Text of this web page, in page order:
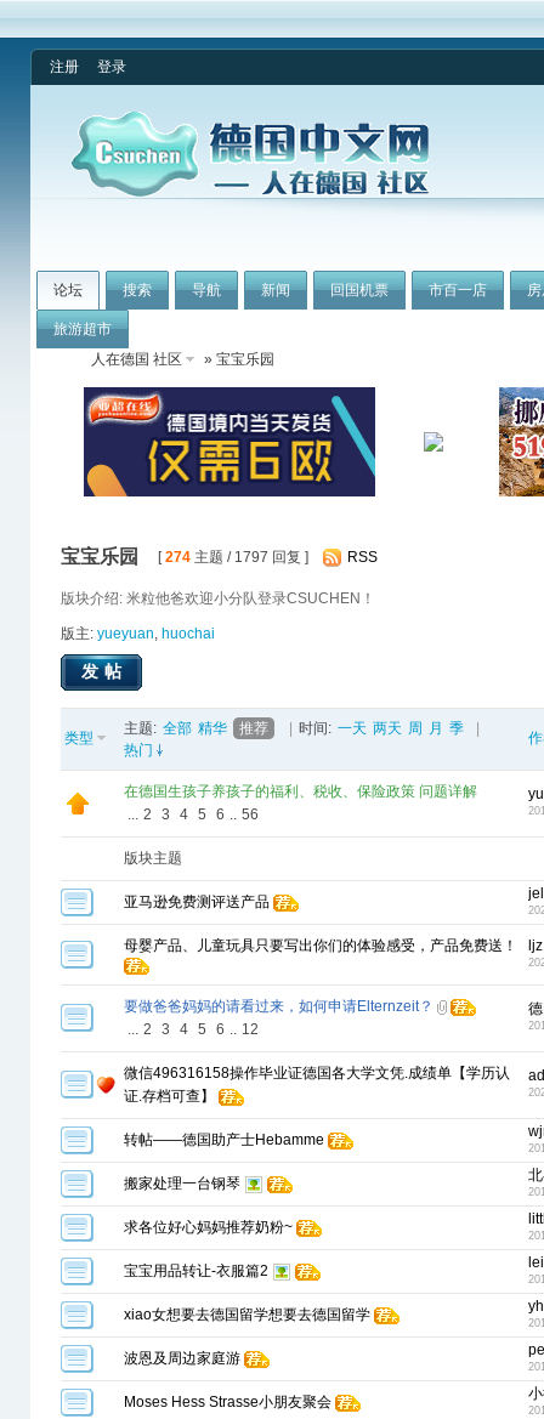
注册 登录
论坛 搜索 导航 新闻 回国机票 市百一店
旅游超市
人在德国 社区
» 宝宝乐园
宝宝乐园 [274 主题 / 1797 回复 ] RSS
版块介绍: 米粒他爸欢迎小分队登录CSUCHEN！
版主: yueyuan, huochai
发帖
类型
主题: 全部 精华 推荐 时间: 一天 两天 周 月 季
热门
在德国生孩子养孩子的福利、税收、保险政策 问题详解
... 2 3 4 5 6 .. 56
版块主题
亚马逊免费测评送产品
母婴产品、儿童玩具只要写出你们的体验感受，产品免费送！
要做爸爸妈妈的请看过来，如何申请Elternzeit？
... 2 3 4 5 6 .. 12
微信496316158操作毕业证德国各大学文凭.成绩单【学历认
证.存档可查】
转帖——德国助产士Hebamme
搬家处理一台钢琴
求各位好心妈妈推荐奶粉~
宝宝用品转让-衣服篇2
xiao女想要去德国留学想要去德国留学
波恩及周边家庭游
Moses Hess Strasse小朋友聚会